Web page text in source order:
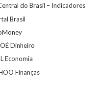
do Brasil – Indicadores
Brasil
Dinheiro
Economia
Finanças